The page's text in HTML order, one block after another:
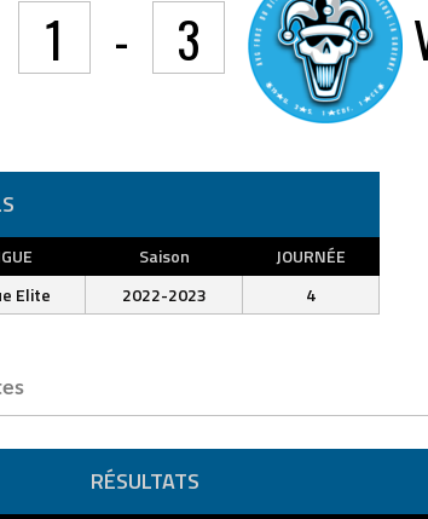
1 - 3
Saison
JOURNÉE
Elite 2022-2023 4
RÉSULTATS